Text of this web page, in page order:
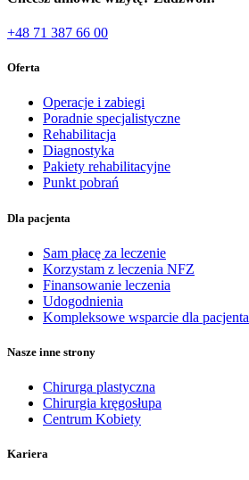
+48 71 387 66 00
Oferta
Operacje i zabiegi
Poradnie specjalistyczne
Rehabilitacja
Diagnostyka
Pakiety rehabilitacyjne
Punkt pobrań
Dla pacjenta
Sam płacę za leczenie
Korzystam z leczenia NFZ
Finansowanie leczenia
Udogodnienia
Kompleksowe wsparcie dla pacjenta
Nasze inne strony
Chirurga plastyczna
Chirurgia kręgosłupa
Centrum Kobiety
Kariera